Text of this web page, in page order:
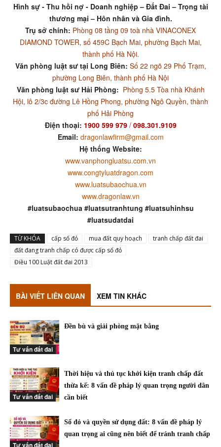
Hình sự - Thu hồi nợ - Doanh nghiệp – Đất Đai – Trọng tài
thương mại – Hôn nhân và Gia đình.
Trụ sở chính: Phòng 08 tầng 09 toà nhà VINACONEX
DIAMOND TOWER, số 459C Bạch Mai, phường Bạch Mai,
thành phố Hà Nội.
Văn phòng luật sư tại Long Biên: Số 22 ngõ 29 Phố Trạm,
phường Long Biên, thành phố Hà Nội
Văn phòng luật sư Hải Phòng: Phòng 5.5 Tòa nhà Khánh
Hội, lô 2/3c đường Lê Hồng Phong, phường Ngô Quyền, thành
phố Hải Phòng
Điện thoại: 1900 599 979/ 098.301.9109
Email: dragonlawfirm@gmail.com
Hệ thống Website:
www.vanphongluatsu.com.vn
www.congtyluatdragon.com
www.luatsubaochua.vn
www.dragonlaw.vn
#luatsubaochua #luatsutranhtung #luatsuhinhsu
#luatsudatdai
TỪ KHÓA cấp sổ đỏ mua đất quy hoạch
tranh chấp đất đai
đất đang tranh chấp có được cấp sổ đỏ
Điều 100 Luật đất đai 2013
BÀI VIẾT LIÊN QUAN XEM TIN KHÁC
Tư vấn đất đai
Đền bù và giải phòng mặt bằng
Tư vấn đất đai
Thời hiệu và thủ tục khởi kiện tranh chấp đất
thừa kế: 8 vấn đề pháp lý quan trọng người dân
cần biết
Tư vấn đất đai
Sổ đỏ và quyền sử dụng đất: 8 vấn đề pháp lý
quan trọng ai cũng nên biết để tránh tranh chấp